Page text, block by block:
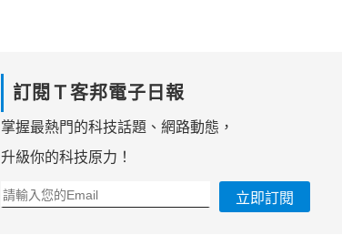
訂閱Ｔ客邦電子日報
掌握最熱門的科技話題、網路動態，
升級你的科技原力！
立即訂閱